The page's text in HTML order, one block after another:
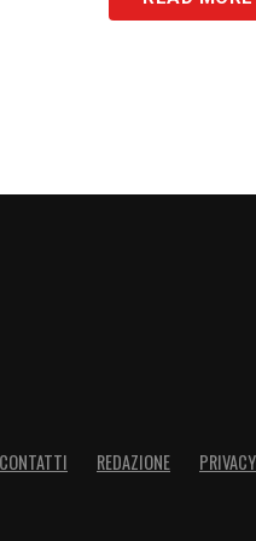
TOP NEWS
CONTATTI REDAZIONE